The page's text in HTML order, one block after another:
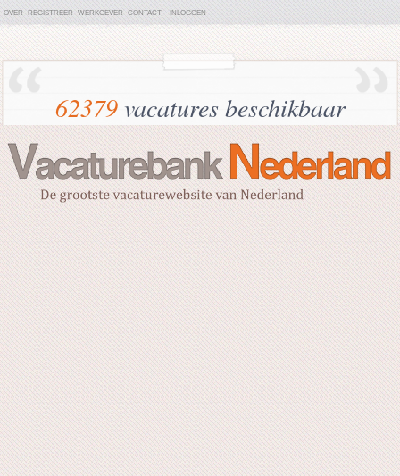
OVER REGISTREER WERKGEVER CONTACT INLOGGEN
62379vacatures beschikbaar